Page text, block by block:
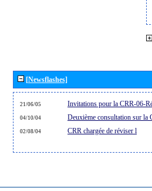
[Newsflashes]
21/06/05 Invitations pour la CRR-06-
04/10/04 Deuxième consultation sur la
02/08/04 CRR chargée de réviser l